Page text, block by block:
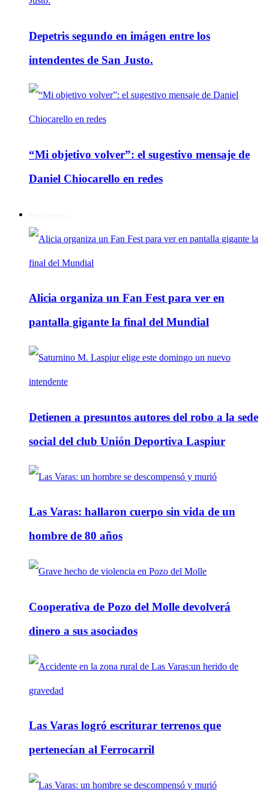
Depetris segundo en imágen entre los
intendentes de San Justo.
“Mi objetivo volver”: el sugestivo mensaje de
Daniel Chiocarello en redes
Alicia organiza un Fan Fest para ver en
pantalla gigante la final del Mundial
Detienen a presuntos autores del robo a la sede
social del club Unión Deportiva Laspiur
Las Varas: hallaron cuerpo sin vida de un
hombre de 80 años
Cooperativa de Pozo del Molle devolverá
dinero a sus asociados
Las Varas logró escriturar terrenos que
pertenecían al Ferrocarril